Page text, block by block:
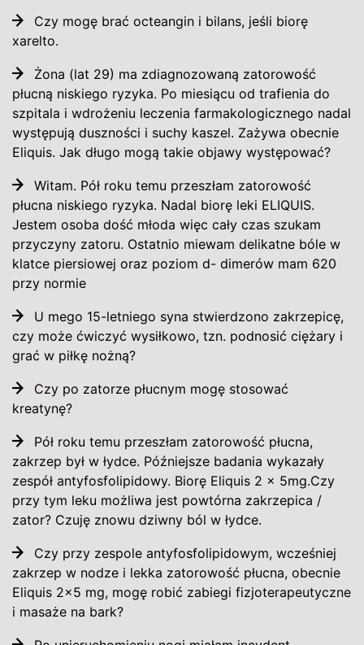
Czy mogę brać octeangin i bilans, jeśli biorę
xarelto.
Żona (lat 29) ma zdiagnozowaną zatorowość
płucną niskiego ryzyka. Po miesiącu od trafienia do
szpitala i wdrożeniu leczenia farmakologicznego nadal
występują duszności i suchy kaszel. Zażywa obecnie
Eliquis. Jak długo mogą takie objawy występować?
Witam. Pół roku temu przeszłam zatorowość
płucna niskiego ryzyka. Nadal biorę leki ELIQUIS.
Jestem osoba dość młoda więc cały czas szukam
przyczyny zatoru. Ostatnio miewam delikatne bóle w
klatce piersiowej oraz poziom d- dimerów mam 620
przy normie
U mego 15-letniego syna stwierdzono zakrzepicę,
czy może ćwiczyć wysiłkowo, tzn. podnosić ciężary i
grać w piłkę nożną?
Czy po zatorze płucnym mogę stosować
kreatynę?
Pół roku temu przeszłam zatorowość płucna,
zakrzep był w łydce. Późniejsze badania wykazały
zespół antyfosfolipidowy. Biorę Eliquis 2 x 5mg.Czy
przy tym leku możliwa jest powtórna zakrzepica /
zator? Czuję znowu dziwny ból w łydce.
Czy przy zespole antyfosfolipidowym, wcześniej
zakrzep w nodze i lekka zatorowość płucna, obecnie
Eliquis 2x5 mg, mogę robić zabiegi fizjoterapeutyczne
i masaże na bark?